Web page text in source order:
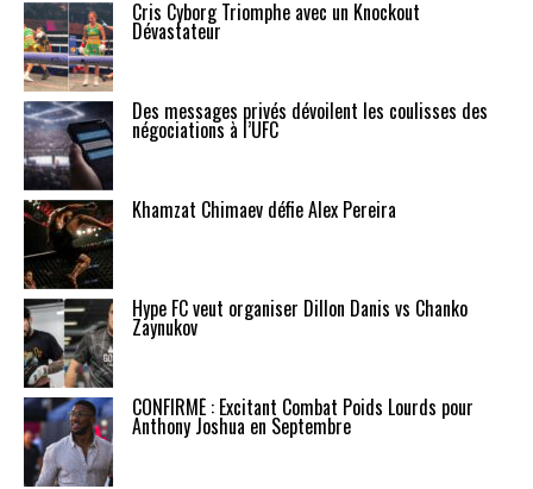
Cris Cyborg Triomphe avec un Knockout
Dévastateur
Des messages privés dévoilent les coulisses des
négociations à l’UFC
Khamzat Chimaev défie Alex Pereira
Hype FC veut organiser Dillon Danis vs Chanko
Zaynukov
CONFIRMÉ : Excitant Combat Poids Lourds pour
Anthony Joshua en Septembre